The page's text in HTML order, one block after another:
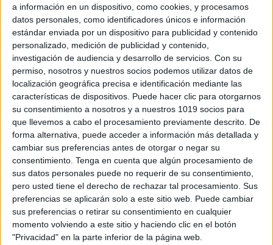
a información en un dispositivo, como cookies, y procesamos
datos personales, como identificadores únicos e información
estándar enviada por un dispositivo para publicidad y contenido
personalizado, medición de publicidad y contenido,
investigación de audiencia y desarrollo de servicios. Con su
permiso, nosotros y nuestros socios podemos utilizar datos de
localización geográfica precisa e identificación mediante las
características de dispositivos. Puede hacer clic para otorgarnos
su consentimiento a nosotros y a nuestros 1019 socios para
que llevemos a cabo el procesamiento previamente descrito. De
forma alternativa, puede acceder a información más detallada y
cambiar sus preferencias antes de otorgar o negar su
consentimiento. Tenga en cuenta que algún procesamiento de
sus datos personales puede no requerir de su consentimiento,
pero usted tiene el derecho de rechazar tal procesamiento. Sus
preferencias se aplicarán solo a este sitio web. Puede cambiar
sus preferencias o retirar su consentimiento en cualquier
momento volviendo a este sitio y haciendo clic en el botón
"Privacidad" en la parte inferior de la página web.
solución. Deben analizar la información
proporcionada, identificar el porcentaje de descuento
aplicable y calcular el precio final del producto. Este
proceso fomenta el pensamiento analítico y la
habilidad para resolver problemas, capacidades
cruciales para el éxito académico y profesional en el
futuro.
Entender cómo funcionan los descuentos y los
porcentajes es esencial para desarrollar una buena
educación financiera desde una edad temprana. Al
aprender a calcular descuentos, los niños adquieren
una comprensión básica del valor del dinero y cómo
administrarlo de manera efectiva. Esto les
proporciona las habilidades necesarias para tomar